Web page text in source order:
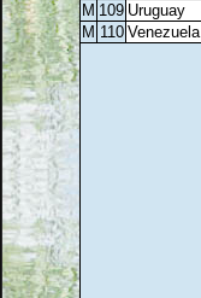
M 109 Uruguay
M 110 Venezuela